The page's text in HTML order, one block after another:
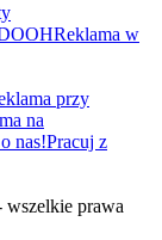
Reklama w
przy
na
nas!Pracuj z
prawa